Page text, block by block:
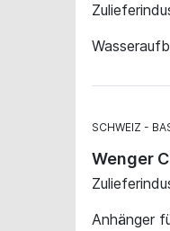
SCHWEIZ
Wenger
Anhänger